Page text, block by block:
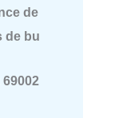
de
de bu
69002